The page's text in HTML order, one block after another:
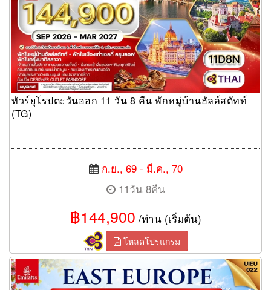
ทัวร์ยุโรปตะวันออก 11 วัน 8 คืน พักหมู่บ้านฮัลล์สตัทท์
(TG)
ก.ย., 69 - มี.ค., 70
11วัน 8คืน
฿144,900 /ท่าน (เริ่มต้น)
โหลดโปรแกรม
ทัวร์ยุโรปตะวันออก Eastern Europe 9วัน 6คืน